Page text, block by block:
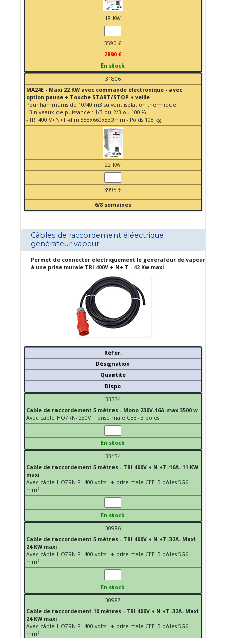
18 KW
3590 €
2890 €
En stock
31806
MA24E - Maxi 22 KW avec commande électronique - avec
option pause + Touche START/STOP + veille
Pour hammams de 10/40 m3 suivant isolation thermique
- 3 niveaux de puissance : 1/3 ou 2/3 ou 100 %
- TRI 400 V+N+T -dim:558x660x830mm - Poids 108 kg
22 KW
3995 €
6/8 semaines
Câbles de raccordement éléectrique
générateur vapeur
Permet de connecter electriquement le generateur de vapeur
à une prise murale TRI 400V + N+ T - 42 Kw maxi
Référ.
Désignation
Quantite
Dispo
33334
Cable de raccordement 5 mètres - Mono 230V-16A-max 3500 w
Avec câble HO7RN- 230V + prise male CEE - 3 pôles
En stock
33454
Cable de raccordement 5 mètres - TRI 400V + N +T-16A- 11 KW
maxi
Avec câble HO7RN-F - 400 volts - + prise male CEE- 5 pôles 5G6
mm²
En stock
30986
Cable de raccordement 5 mètres - TRI 400V + N +T-32A- Maxi
24 KW maxi
Avec câble HO7RN-F - 400 volts - + prise male CEE- 5 pôles 5G6
mm²
En stock
30987
Cable de raccordement 10 mètres - TRI 400V + N +T-32A- Maxi
24 KW maxi
Avec câble HO7RN-F - 400 volts - + prise male CEE- 5 pôles 5G6
mm²